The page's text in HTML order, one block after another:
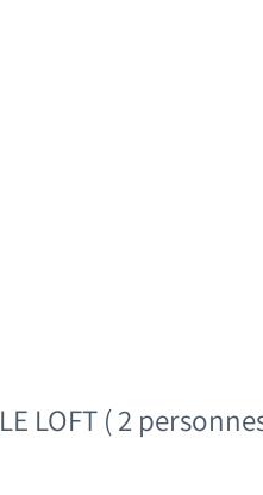
LE LOFT ( 2